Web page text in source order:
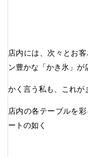
店内には、次々とお
ン豊かな「かき氷」が
かく言う私も、これが
店内の各テーブルを
ートの如く